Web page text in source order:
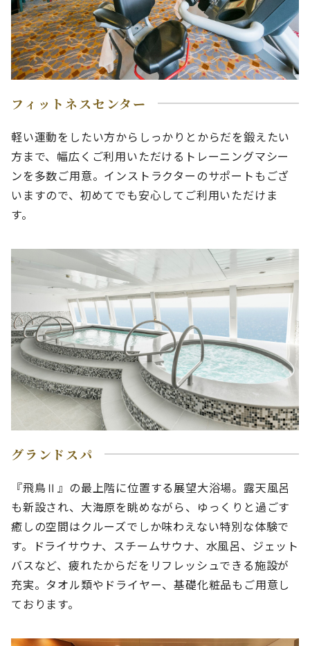
フィットネスセンター
軽い運動をしたい方からしっかりとからだを鍛えたい
方まで、幅広くご利用いただけるトレーニングマシー
ンを多数ご用意。インストラクターのサポートもござ
いますので、初めてでも安心してご利用いただけま
す。
グランドスパ
『飛鳥Ⅱ』の最上階に位置する展望大浴場。露天風呂
も新設され、大海原を眺めながら、ゆっくりと過ごす
癒しの空間はクルーズでしか味わえない特別な体験で
す。ドライサウナ、スチームサウナ、水風呂、ジェット
バスなど、疲れたからだをリフレッシュできる施設が
充実。タオル類やドライヤー、基礎化粧品もご用意し
ております。